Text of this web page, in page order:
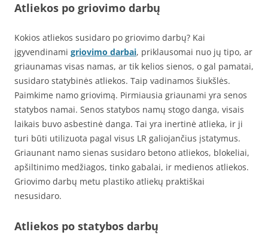
Atliekos po griovimo darbų
Kokios atliekos susidaro po griovimo darbų? Kai
įgyvendinami griovimo darbai, priklausomai nuo jų tipo, ar
griaunamas visas namas, ar tik kelios sienos, o gal pamatai,
susidaro statybinės atliekos. Taip vadinamos šiukšlės.
Paimkime namo griovimą. Pirmiausia griaunami yra senos
statybos namai. Senos statybos namų stogo danga, visais
laikais buvo asbestinė danga. Tai yra inertinė atlieka, ir ji
turi būti utilizuota pagal visus LR galiojančius įstatymus.
Griaunant namo sienas susidaro betono atliekos, blokeliai,
apšiltinimo medžiagos, tinko gabalai, ir medienos atliekos.
Griovimo darbų metu plastiko atliekų praktiškai
nesusidaro.
Atliekos po statybos darbų